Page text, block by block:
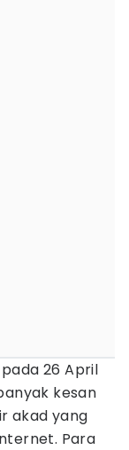
pada 26 April
kesan
akad yang
Para